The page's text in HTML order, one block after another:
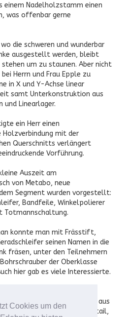
Cookies um den
einem Nadelholzstamm einen
was offenbar gerne
die schweren und wunderbar
ausgestellt werden, bleibt
um zu staunen. Aber nicht
Herrn und Frau Epple zu
in X und Y-Achse linear
samt Unterkonstruktion aus
und Linearlager.
ein Herr einen
Holzverbindung mit der
Querschnitts verlängert
Vorführung.
Auszeit am
von Metabo, neue
Segment wurden vorgestellt:
Bandfeile, Winkelpolierer
Totmannschaltung.
konnte man mit Frässtift,
seinen Namen in die
fräsen, unter den Teilnehmern
der Oberklasse
hier gab es viele Interessierte.
anspricht: Steinert aus
Qualität bis ins Detail,